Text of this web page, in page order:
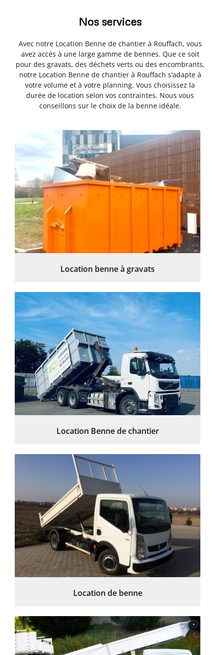
Nos services
Avec notre Location Benne de chantier à Rouffach, vous
avez accès à une large gamme de bennes. Que ce soit
pour des gravats, des déchets verts ou des encombrants,
notre Location Benne de chantier à Rouffach s’adapte à
votre volume et à votre planning. Vous choisissez la
durée de location selon vos contraintes. Nous vous
conseillons sur le choix de la benne idéale.
Location benne à gravats
Location Benne de chantier
Location de benne